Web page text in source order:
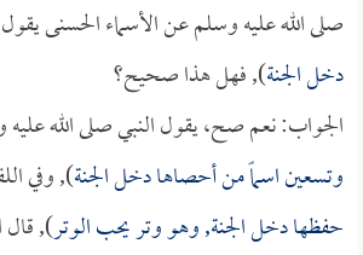
صلى الله عليه وسلم عن الأسماء الحسنى
دخل الجنة), فهل هذا صحيح؟
الجواب: نعم صح، يقول النبي صلى الله
وتسعين اسماً من أحصاها دخل الجنة), وفي
حفظها دخل الجنة, وهو وتر يحب الوتر), قال